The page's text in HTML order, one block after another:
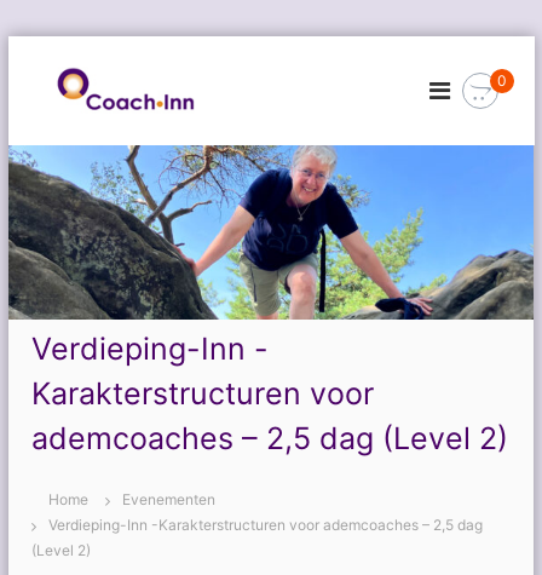
a
r
d
e
i
n
h
0
Verdieping-Inn -
Karakterstructuren voor
ademcoaches – 2,5 dag (Level 2)
Home
Evenementen
Verdieping-Inn -Karakterstructuren voor ademcoaches – 2,5 dag
(Level 2)